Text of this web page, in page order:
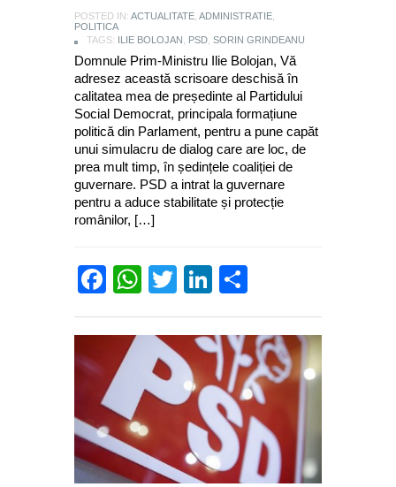
POSTED IN: ACTUALITATE ADMINISTRATIE
POLITICA
TAGS: ILIE BOLOJAN PSD SORIN GRINDEANU
Domnule Prim-Ministru Ilie Bolojan, Vă
adresez această scrisoare deschisă în
calitatea mea de președinte al Partidului
Social Democrat, principala formațiune
politică din Parlament, pentru a pune capăt
unui simulacru de dialog care are loc, de
prea mult timp, în ședințele coaliției de
guvernare. PSD a intrat la guvernare
pentru a aduce stabilitate și protecție
românilor, […]
Facebook
WhatsApp
TwitterLinkedIn